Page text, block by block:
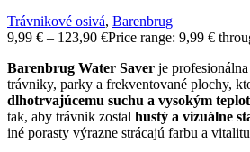
Trávnikové osivá, Barenbrug
9,99 € – 123,90 €Price range: 9,99 €
Barenbrug Water Saver je
trávniky, parky a frekventované plochy,
dlhotrvajúcemu suchu a vysokým
tak, aby trávnik zostal hustý a vizuálne
iné porasty výrazne strácajú farbu a